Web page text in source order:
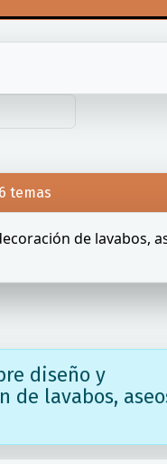
temas
de lavabos,
diseño y
de lavabos,